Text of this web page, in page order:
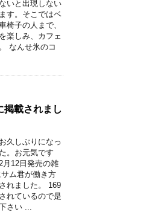
いと出現しない
す。そこではベ
椅子の人まで、
楽しみ、カフェ
なんせ氷のコ
掲載されまし
久しぶりになっ
。お元気です
月12日発売の雑
ム君が働き方
れました。 169
れているので是
さい ...